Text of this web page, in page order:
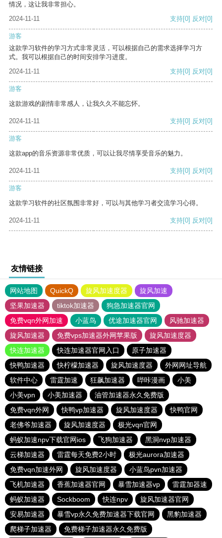
情况，这让我非常担心。
2024-11-11
支持[0] 反对[0]
游客
这款学习软件的学习方式非常灵活，可以根据自己的需求选择学习方
式。我可以根据自己的时间安排学习进度。
2024-11-11
支持[0] 反对[0]
游客
这款游戏的剧情非常感人，让我久久不能忘怀。
2024-11-11 支持[0] 反对[0]
游客
这款app的音乐资源非常优质，可以让我尽情享受音乐的魅力。
2024-11-11 支持[0] 反对[0]
游客
这款学习软件的社区氛围非常好，可以与其他学习者交流学习心得。
2024-11-11 支持[0] 反对[0]
友情链接
网站地图 QuickQ 旋风加速度器
旋风加速
坚果加速器
tiktok加速器
狗急加速器官网
免费vqn外网加速
小蓝鸟 优途加速器官网
风驰加速器
旋风加速器
免费vps加速器外网苹果版
旋风加速度器
快连加速器
快连加速器官网入口
原子加速器
快鸭加速器
快柠檬加速器 旋风加速度器
外网网址导航
软件中心
雷霆加速 狂飙加速器 哔咔漫画
小美
小美vpn
小美加速器
油管加速器永久免费版
免费vqn外网
快鸭vp加速器 旋风加速度器
快鸭官网
老佛爷加速器
旋风加速度器
极光vqn官网
蚂蚁加速npv下载官网ios
飞狗加速器
黑洞nvp加速器
云梯加速器
雷霆每天免费2小时
极光aurora加速器
免费vqn加速外网
旋风加速度器
小蓝鸟pvn加速器
飞机加速器
香蕉加速器官网 暴雪加速器vp
雷霆加器速
蚂蚁加速器
Sockboom 快连npv
旋风加速器官网
安易加速器
暴雪vp永久免费加速器下载官网
黑豹加速器
爬梯子加速器
免费梯子加速器永久免费版